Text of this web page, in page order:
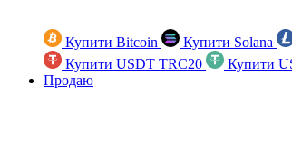
Купити Bitcoin Купити Solana
Купити USDT TRC20
Купити
Продаю